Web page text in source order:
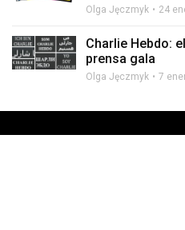
Olga Jęczmyk 24
Charlie Hebdo:
prensa gala
Olga Jęczmyk 7